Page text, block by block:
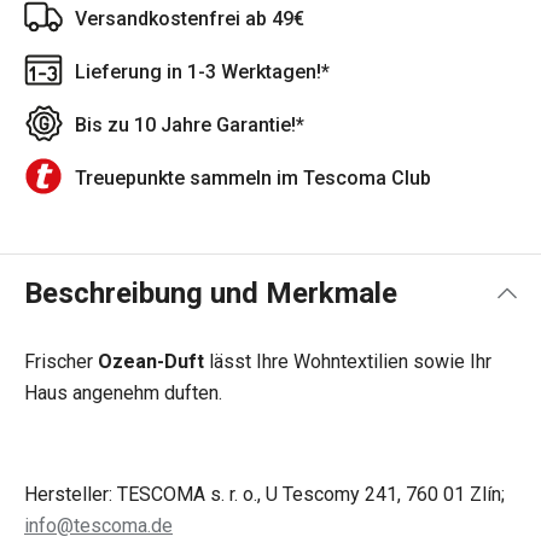
Versandkostenfrei ab 49€
Lieferung in 1-3 Werktagen!*
Bis zu 10 Jahre Garantie!*
Treuepunkte sammeln im Tescoma Club
Beschreibung und Merkmale
Frischer Ozean-Duft lässt Ihre Wohntextilien sowie Ihr
Haus angenehm duften.
Hersteller: TESCOMA s. r. o., U Tescomy 241, 760 01 Zlín;
info@tescoma.de